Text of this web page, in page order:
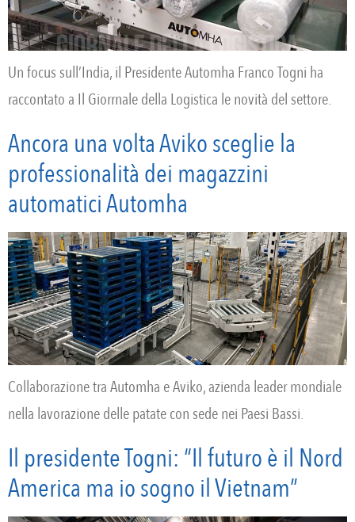
Un focus sull’India, il Presidente Automha Franco Togni ha
raccontato a Il Giorrnale della Logistica le novità del settore.
Ancora una volta Aviko sceglie la
professionalità dei magazzini
automatici Automha
Collaborazione tra Automha e Aviko, azienda leader mondiale
nella lavorazione delle patate con sede nei Paesi Bassi.
Il presidente Togni: “Il futuro è il Nord
America ma io sogno il Vietnam”